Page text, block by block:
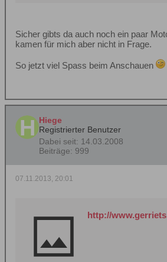
Sicher gibts da auch noch ein paar
kamen für mich aber nicht in Frage.
So jetzt viel Spass beim Anschauen
Hiege
Registrierter Benutzer
Dabei seit: 14.03.2008
Beiträge: 999
07.11.2013, 20:01